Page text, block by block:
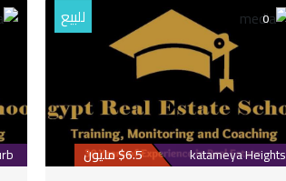
0 للبيع
katameya Heights $6.5 مليون